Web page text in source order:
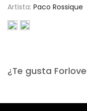
Artista: Paco Rossique
¿Te gusta